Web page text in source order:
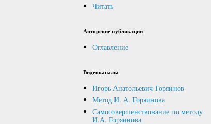
Читать
Авторские публикации
Оглавление
Видеоканалы
Игорь Анатольевич Горяинов
Метод И. А. Горяинова
Самосовершенствование по методу
И.А. Горяинова